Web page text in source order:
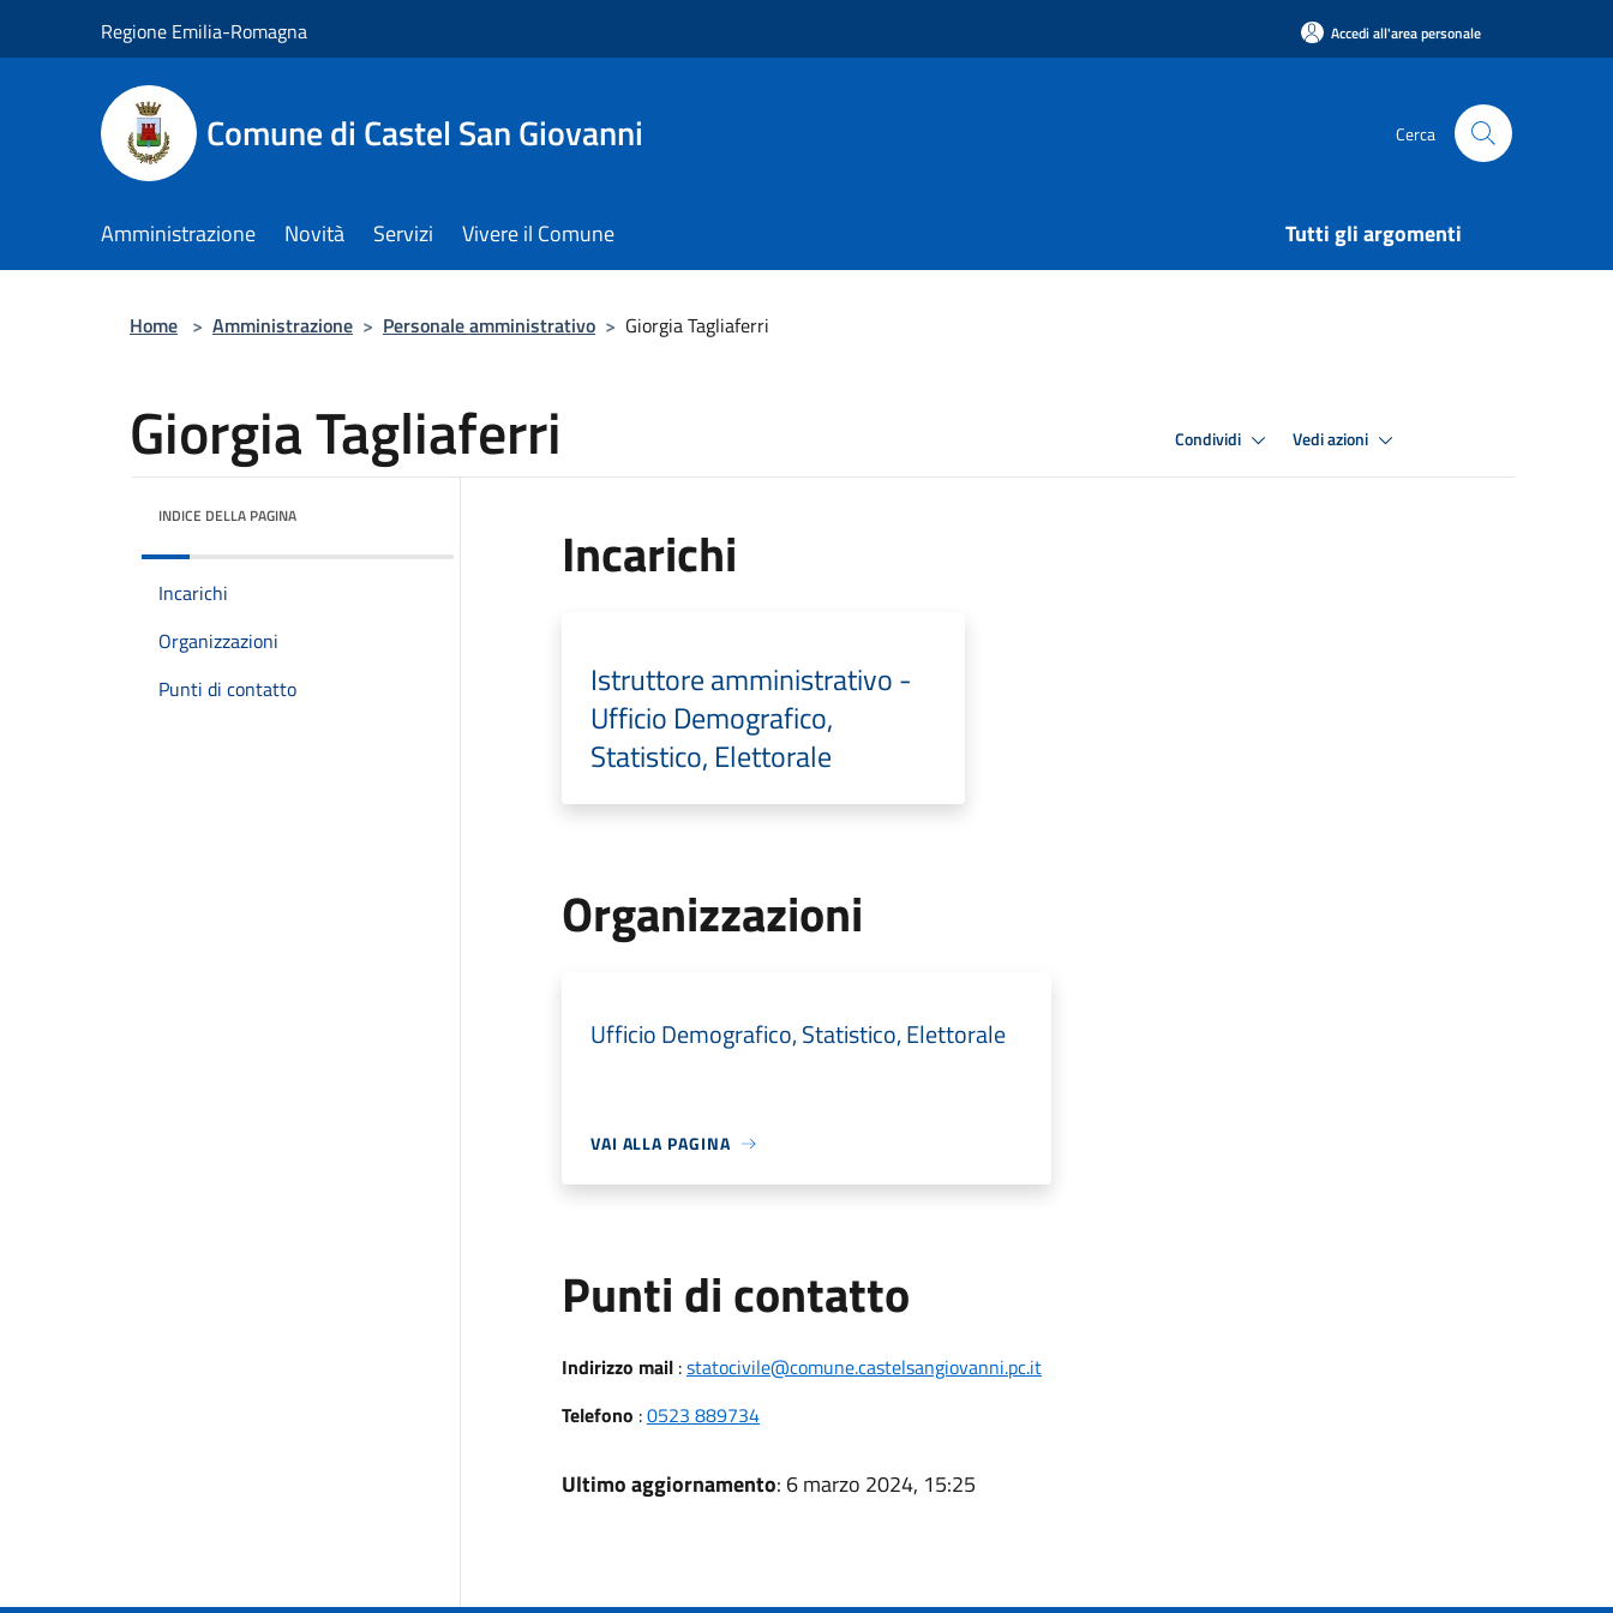
Regione Emilia-Romagna Accedi all'area personale
Comune di Castel San Giovanni Cerca
Amministrazione Novità Servizi Vivere il Comune Tutti gli argomenti
Home > Amministrazione > Personale amministrativo > Giorgia Tagliaferri
Giorgia Tagliaferri Condividi Vedi azioni
INDICE DELLA PAGINA
Incarichi
Organizzazioni
Punti di contatto
Incarichi
Istruttore amministrativo -
Ufficio Demografico,
Statistico, Elettorale
Organizzazioni
Ufficio Demografico, Statistico, Elettorale
VAI ALLA PAGINA
Punti di contatto
Indirizzo mail:statocivile@comune.castelsangiovanni.pc.it
Telefono :0523 889734
Ultimo aggiornamento: 6 marzo 2024, 15:25